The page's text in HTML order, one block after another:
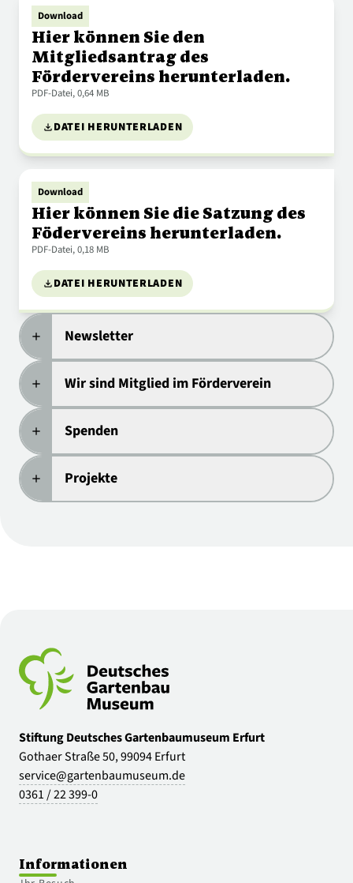
Download
Hier können Sie den
Mitgliedsantrag des
Fördervereins herunterladen.
PDF-Datei, 0,64 MB
downloadDATEI HERUNTERLADEN
Download
Hier können Sie die Satzung des
Födervereins herunterladen.
PDF-Datei, 0,18 MB
downloadDATEI HERUNTERLADEN
add Newsletter
add Wir sind Mitglied im Förderverein
add Spenden
add Projekte
Stiftung Deutsches Gartenbaumuseum Erfurt
Gothaer Straße 50, 99094 Erfurt
service@gartenbaumuseum.de
0361 / 22 399-0
Informationen